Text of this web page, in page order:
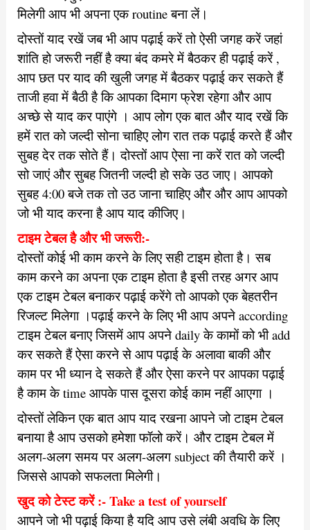
मिलेगी आप भी अपना एक routine बना लें।
दोस्तों याद रखें जब भी आप पढ़ाई करें तो ऐसी जगह करें जहां
शांति हो जरूरी नहीं है क्या बंद कमरे में बैठकर ही पढ़ाई करें ,
आप छत पर याद की खुली जगह में बैठकर पढ़ाई कर सकते हैं
ताजी हवा में बैठी है कि आपका दिमाग फ्रेश रहेगा और आप
अच्छे से याद कर पाएंगे । आप लोग एक बात और याद रखें कि
हमें रात को जल्दी सोना चाहिए लोग रात तक पढ़ाई करते हैं और
सुबह देर तक सोते हैं। दोस्तों आप ऐसा ना करें रात को जल्दी
सो जाएं और सुबह जितनी जल्दी हो सके उठ जाए। आपको
सुबह 4:00 बजे तक तो उठ जाना चाहिए और और आप आपको
जो भी याद करना है आप याद कीजिए।
टाइम टेबल है और भी जरूरी:-
दोस्तों कोई भी काम करने के लिए सही टाइम होता है। सब
काम करने का अपना एक टाइम होता है इसी तरह अगर आप
एक टाइम टेबल बनाकर पढ़ाई करेंगे तो आपको एक बेहतरीन
रिजल्ट मिलेगा ।पढ़ाई करने के लिए भी आप अपने according
टाइम टेबल बनाए जिसमें आप अपने daily के कामों को भी add
कर सकते हैं ऐसा करने से आप पढ़ाई के अलावा बाकी और
काम पर भी ध्यान दे सकते हैं और ऐसा करने पर आपका पढ़ाई
है काम के time आपके पास दूसरा कोई काम नहीं आएगा ।
दोस्तों लेकिन एक बात आप याद रखना आपने जो टाइम टेबल
बनाया है आप उसको हमेशा फॉलो करें। और टाइम टेबल में
अलग-अलग समय पर अलग-अलग subject की तैयारी करें ।
जिससे आपको सफलता मिलेगी।
खुद को टेस्ट करें :- Take a test of yourself
आपने जो भी पढ़ाई किया है यदि आप उसे लंबी अवधि के लिए